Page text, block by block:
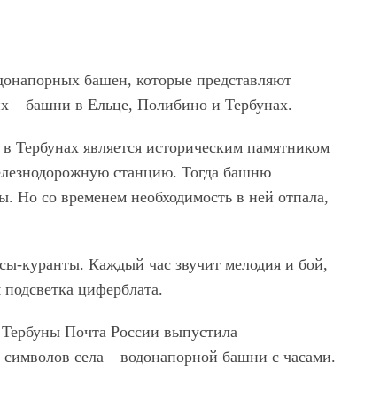
башен, которые представляют
– башни в Ельце, Полибино и Тербунах.
Тербунах является историческим памятником
станцию. Тогда башню
Но со временем необходимость в ней отпала,
куранты. Каждый час звучит мелодия и бой,
циферблата.
Тербуны Почта России выпустила
села – водонапорной башни с часами.